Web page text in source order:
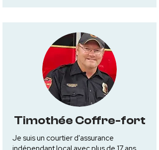
Timothée Coffre-fort
Je suis un courtier d'assurance